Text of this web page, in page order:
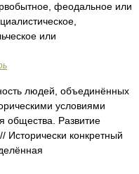
феодальное или
или
людей, объединённых
условиями
общества. Развитие
Исторически конкретный